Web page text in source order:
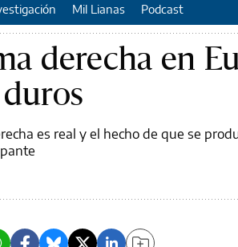
Mil Lianas Podcast
derecha en
es real y el hecho de que se